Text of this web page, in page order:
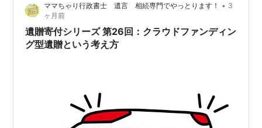
す。 また、「葬儀後に残った財産を寄付に回す」といっ
た設計も可能であり、全体として一貫した終活プランを
構築することができます。 遺贈寄付は単体で考え…
ママちゃり行政書士 遺言 相続専門でやっとります！ • 3
ヶ月前
遺贈寄付シリーズ 第26回：クラウドファンディン
グ型遺贈という考え方